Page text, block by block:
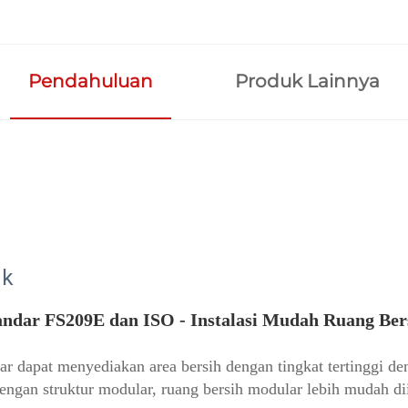
Pendahuluan Produk Lainnya
FS209E dan ISO - Instalasi Mudah Ruang
dapat menyediakan area bersih dengan tingkat tertinggi
struktur modular, ruang bersih modular lebih mudah